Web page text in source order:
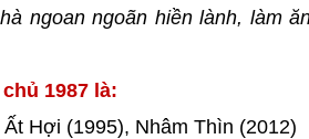
ngoan ngoãn hiền lành, làm
1987 là:
Hợi (1995), Nhâm Thìn (2012)